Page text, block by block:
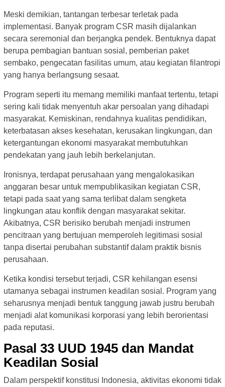
Meski demikian, tantangan terbesar terletak pada
implementasi. Banyak program CSR masih dijalankan
secara seremonial dan berjangka pendek. Bentuknya dapat
berupa pembagian bantuan sosial, pemberian paket
sembako, pengecatan fasilitas umum, atau kegiatan filantropi
yang hanya berlangsung sesaat.
Program seperti itu memang memiliki manfaat tertentu, tetapi
sering kali tidak menyentuh akar persoalan yang dihadapi
masyarakat. Kemiskinan, rendahnya kualitas pendidikan,
keterbatasan akses kesehatan, kerusakan lingkungan, dan
ketergantungan ekonomi masyarakat membutuhkan
pendekatan yang jauh lebih berkelanjutan.
Ironisnya, terdapat perusahaan yang mengalokasikan
anggaran besar untuk mempublikasikan kegiatan CSR,
tetapi pada saat yang sama terlibat dalam sengketa
lingkungan atau konflik dengan masyarakat sekitar.
Akibatnya, CSR berisiko berubah menjadi instrumen
pencitraan yang bertujuan memperoleh legitimasi sosial
tanpa disertai perubahan substantif dalam praktik bisnis
perusahaan.
Ketika kondisi tersebut terjadi, CSR kehilangan esensi
utamanya sebagai instrumen keadilan sosial. Program yang
seharusnya menjadi bentuk tanggung jawab justru berubah
menjadi alat komunikasi korporasi yang lebih berorientasi
pada reputasi.
Pasal 33 UUD 1945 dan Mandat
Keadilan Sosial
Dalam perspektif konstitusi Indonesia, aktivitas ekonomi tidak